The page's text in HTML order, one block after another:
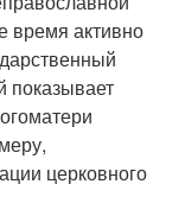
время активно
показывает
церковного